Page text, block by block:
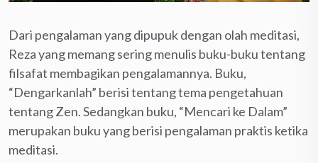
Dari pengalaman yang dipupuk dengan olah meditasi,
Reza yang memang sering menulis buku-buku tentang
filsafat membagikan pengalamannya. Buku,
“Dengarkanlah” berisi tentang tema pengetahuan
tentang Zen. Sedangkan buku, “Mencari ke Dalam”
merupakan buku yang berisi pengalaman praktis ketika
meditasi.